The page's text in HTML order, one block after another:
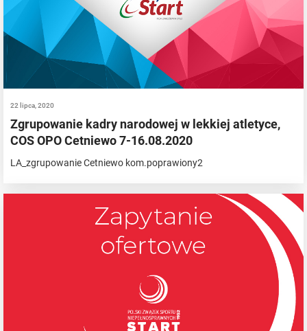
22 lipca, 2020
Zgrupowanie kadry narodowej w lekkiej atletyce,
COS OPO Cetniewo 7-16.08.2020
LA_zgrupowanie Cetniewo kom.poprawiony2